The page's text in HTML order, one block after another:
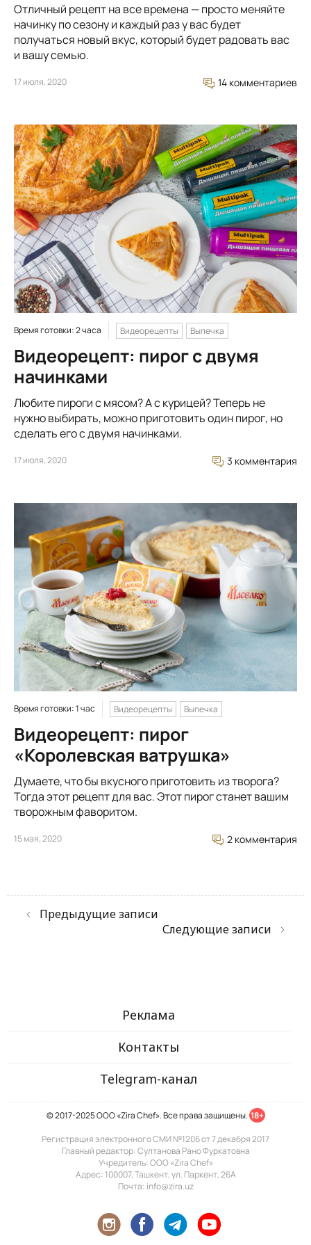
Отличный рецепт на все времена — просто меняйте
начинку по сезону и каждый раз у вас будет
получаться новый вкус, который будет радовать вас
и вашу семью.
17 июля, 2020 14 комментариев
Время готовки: 2 часа Видеорецепты Выпечка
Видеорецепт: пирог с двумя
начинками
Любите пироги с мясом? А с курицей? Теперь не
нужно выбирать, можно приготовить один пирог, но
сделать его с двумя начинками.
17 июля, 2020 3 комментария
Время готовки: 1 час Видеорецепты Выпечка
Видеорецепт: пирог
«Королевская ватрушка»
Думаете, что бы вкусного приготовить из творога?
Тогда этот рецепт для вас. Этот пирог станет вашим
творожным фаворитом.
15 мая, 2020 2 комментария
Предыдущие записи
Следующие записи
Реклама
Контакты
Telegram-канал
© 2017-2025 ООО «Zira Chef». Все права защищены. 18+
Регистрация электронного СМИ №1206 от 7 декабря 2017
Главный редактор: Султанова Рано Фуркатовна
Учредитель: ООО «Zira Chef»
Адрес: 100007, Ташкент, ул. Паркент, 26А
Почта: info@zira.uz